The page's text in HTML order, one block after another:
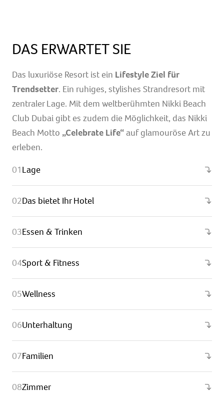
DAS ERWARTET SIE
Das luxuriöse Resort ist ein Lifestyle Ziel für
Trendsetter. Ein ruhiges, stylishes Strandresort mit
zentraler Lage. Mit dem weltberühmten Nikki Beach
Club Dubai gibt es zudem die Möglichkeit, das Nikki
Beach Motto „Celebrate Life“auf glamouröse Art zu
erleben.
Lage
Das bietet Ihr Hotel
Essen & Trinken
Sport & Fitness
Wellness
Unterhaltung
Familien
Zimmer